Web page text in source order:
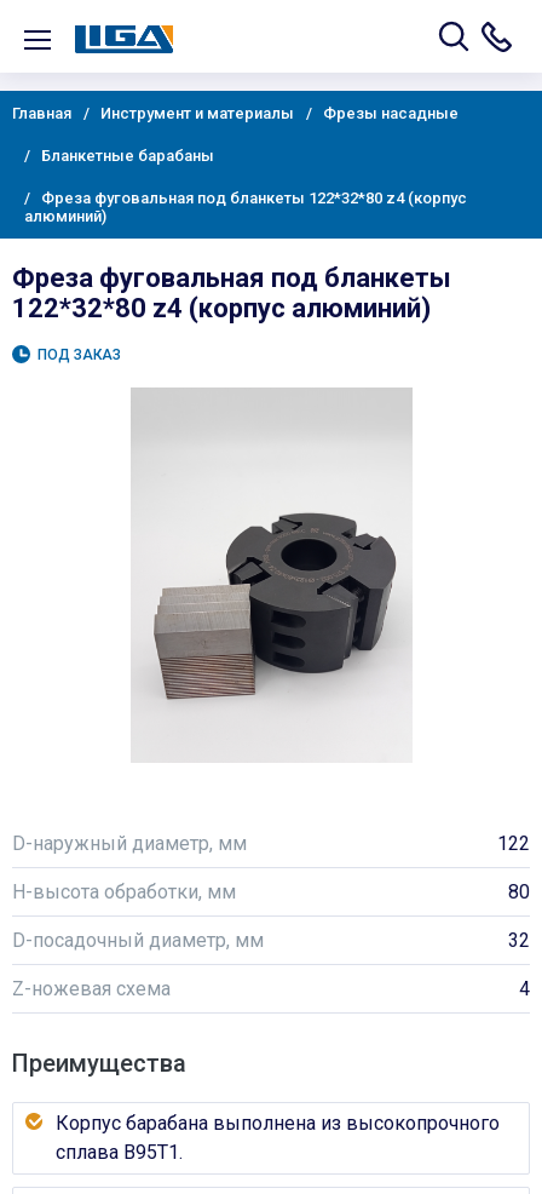
Главная Инструмент и материалы Фрезы насадные
Бланкетные барабаны
Фреза фуговальная под бланкеты 122*32*80 z4 (корпус
алюминий)
Фреза фуговальная под бланкеты
122*32*80 z4 (корпус алюминий)
ПОД ЗАКАЗ
D-наружный диаметр, мм 122
H-высота обработки, мм 80
D-посадочный диаметр, мм 32
Z-ножевая схема 4
Преимущества
Корпус барабана выполнена из высокопрочного
сплава В95Т1.